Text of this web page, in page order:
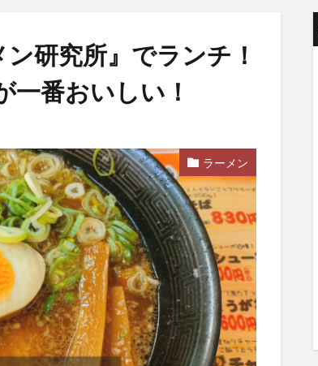
研究所』でランチ！
一番おいしい！
ラーメン